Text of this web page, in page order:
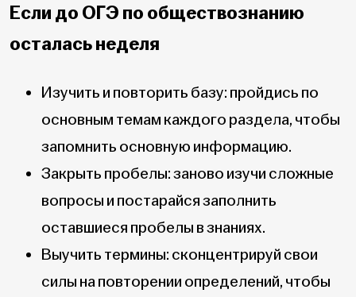
Если до ОГЭ по обществознанию
осталась неделя
Изучить и повторить базу: пройдись по
основным темам каждого раздела, чтобы
запомнить основную информацию.
Закрыть пробелы: заново изучи сложные
вопросы и постарайся заполнить
оставшиеся пробелы в знаниях.
Выучить термины: сконцентрируй свои
силы на повторении определений, чтобы